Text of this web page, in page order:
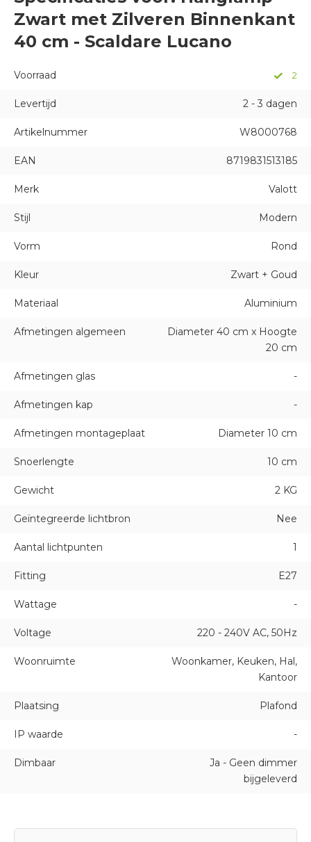
Zwart met Zilveren Binnenkant
40 cm - Scaldare Lucano
Voorraad 2
Levertijd 2 - 3 dagen
Artikelnummer W8000768
EAN 8719831513185
Merk Valott
Stijl Modern
Vorm Rond
Kleur Zwart + Goud
Materiaal Aluminium
Afmetingen algemeen
Diameter 40 cm x Hoogte
20 cm
Afmetingen glas -
Afmetingen kap -
Afmetingen montageplaat Diameter 10 cm
Snoerlengte 10 cm
Gewicht 2 KG
Geïntegreerde lichtbron Nee
Aantal lichtpunten 1
Fitting E27
Wattage -
Voltage 220 - 240V AC, 50Hz
Woonruimte
Woonkamer, Keuken, Hal,
Kantoor
Plaatsing Plafond
IP waarde -
Dimbaar
Ja - Geen dimmer
bijgeleverd